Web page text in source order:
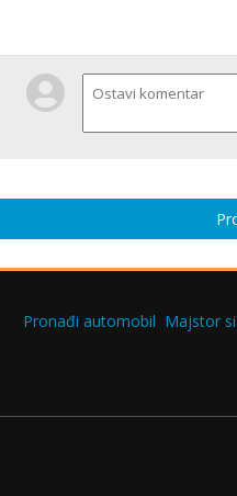
Pronađi automobil Majstor